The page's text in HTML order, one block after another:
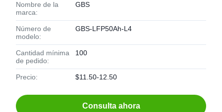
Nombre de la
marca:
GBS
Número de
modelo:
GBS-LFP50Ah-L4
Cantidad mínima
de pedido:
100
Precio: $11.50-12.50
Consulta ahora